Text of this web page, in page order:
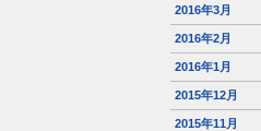
2016年3月
2016年2月
2016年1月
2015年12月
2015年11月